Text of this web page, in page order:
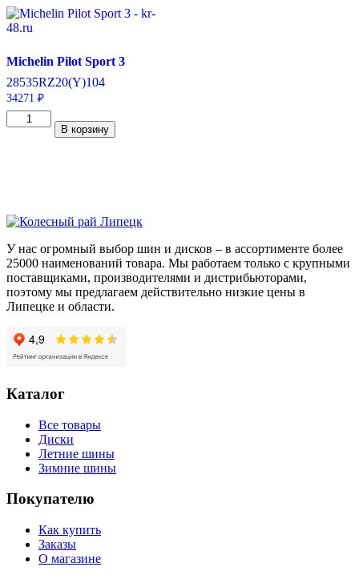
522
195/65/R15
91
Michelin Pilot Sport 3
28535RZ20(Y)104
34271 ₽
Количество
товара
104
(Y)
В корзину
У нас огромный выбор шин и дисков – в ассортименте более
25000 наименований товара. Мы работаем только с крупными
поставщиками, производителями и дистрибьюторами,
поэтому мы предлагаем действительно низкие цены в
Липецке и области.
Каталог
Все товары
Диски
Летние шины
Зимние шины
Покупателю
Как купить
Заказы
О магазине